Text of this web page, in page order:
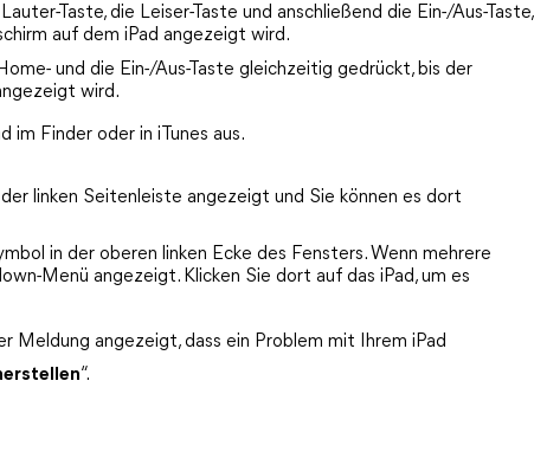
Taste, die Leiser-Taste und anschließend die Ein-/Aus-Taste,
auf dem iPad angezeigt wird.
und die Ein-/Aus-Taste gleichzeitig gedrückt, bis der
wird.
im Finder oder in iTunes aus.
linken Seitenleiste angezeigt und Sie können es dort
in der oberen linken Ecke des Fensters. Wenn mehrere
Menü angezeigt. Klicken Sie dort auf das iPad, um es
Meldung angezeigt, dass ein Problem mit Ihrem iPad
“.